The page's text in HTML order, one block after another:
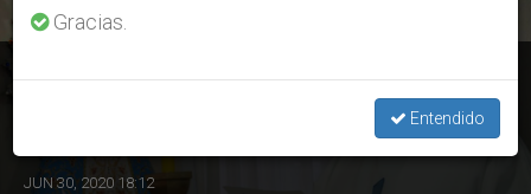
ÚLTIMAS NOTICIAS
Argentina: Mons. Torres Carbonell, obispo de Gregorio de
JUN 30, 2020 18:12
Gracias.
Entendido